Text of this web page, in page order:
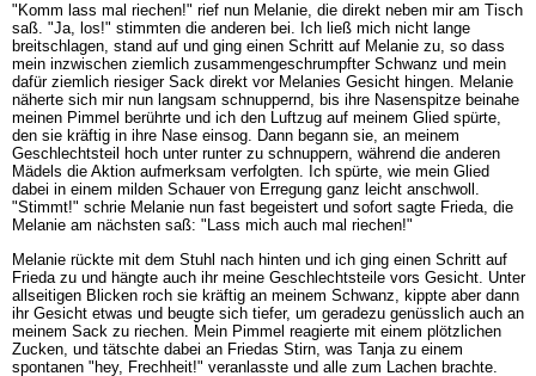
"Komm lass mal riechen!" rief nun Melanie, die direkt neben mir am Tisch
saß. "Ja, los!" stimmten die anderen bei. Ich ließ mich nicht lange
breitschlagen, stand auf und ging einen Schritt auf Melanie zu, so dass
mein inzwischen ziemlich zusammengeschrumpfter Schwanz und mein
dafür ziemlich riesiger Sack direkt vor Melanies Gesicht hingen. Melanie
näherte sich mir nun langsam schnuppernd, bis ihre Nasenspitze beinahe
meinen Pimmel berührte und ich den Luftzug auf meinem Glied spürte,
den sie kräftig in ihre Nase einsog. Dann begann sie, an meinem
Geschlechtsteil hoch unter runter zu schnuppern, während die anderen
Mädels die Aktion aufmerksam verfolgten. Ich spürte, wie mein Glied
dabei in einem milden Schauer von Erregung ganz leicht anschwoll.
"Stimmt!" schrie Melanie nun fast begeistert und sofort sagte Frieda, die
Melanie am nächsten saß: "Lass mich auch mal riechen!"
Melanie rückte mit dem Stuhl nach hinten und ich ging einen Schritt auf
Frieda zu und hängte auch ihr meine Geschlechtsteile vors Gesicht. Unter
allseitigen Blicken roch sie kräftig an meinem Schwanz, kippte aber dann
ihr Gesicht etwas und beugte sich tiefer, um geradezu genüsslich auch an
meinem Sack zu riechen. Mein Pimmel reagierte mit einem plötzlichen
Zucken, und tätschte dabei an Friedas Stirn, was Tanja zu einem
spontanen "hey, Frechheit!" veranlasste und alle zum Lachen brachte.